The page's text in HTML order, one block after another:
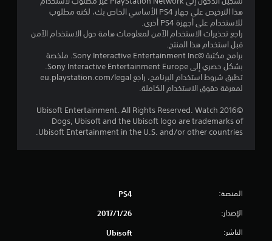
ن
إ
ج
م
هذا الترخيص على جهاز PS4 الأساسي الخاص بك، لكنه مطلوب
للاستخدام على أجهزة PS4 أخرى.
راجع تحذيرات الاستخدام الآمن لمعلومات هامة حول الاستخدام الآمن
قبل استخدام هذا المنتج.
برامج مكتبة ©Sony Interactive Entertainment Inc. ملخصة
بشكل حصري إلى Sony Interactive Entertainment Europe.
تطبق شروط استخدام البرنامج، راجع eu.playstation.com/legal
لمعرفة حقوق الاستخدام الكاملة.
©2016 Ubisoft Entertainment. All Rights Reserved. Watch
Dogs, Ubisoft and the Ubisoft logo are trademarks of
Ubisoft Entertainment in the U.S. and/or other countries.
المنصة: PS4
الإصدار: 26‏/1‏/2017
الناشر: Ubisoft